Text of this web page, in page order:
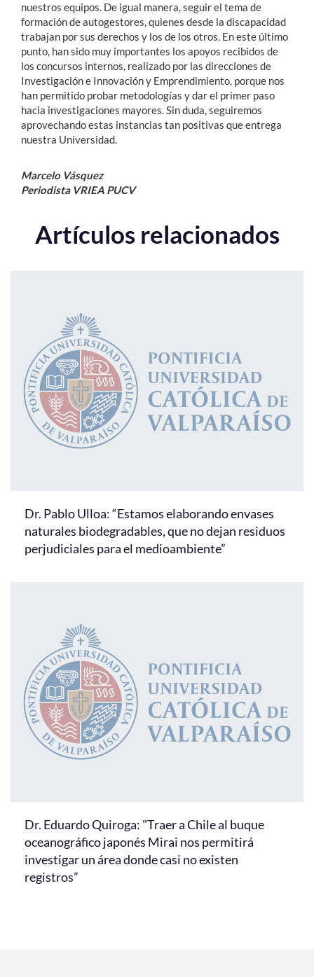
nuestros equipos. De igual manera, seguir el tema de
formación de autogestores, quienes desde la discapacidad
trabajan por sus derechos y los de los otros. En este último
punto, han sido muy importantes los apoyos recibidos de
los concursos internos, realizado por las direcciones de
Investigación e Innovación y Emprendimiento, porque nos
han permitido probar metodologías y dar el primer paso
hacia investigaciones mayores. Sin duda, seguiremos
aprovechando estas instancias tan positivas que entrega
nuestra Universidad.
Marcelo Vásquez
Periodista VRIEA PUCV
Artículos relacionados
Dr. Pablo Ulloa: “Estamos elaborando envases
naturales biodegradables, que no dejan residuos
perjudiciales para el medioambiente”
Dr. Eduardo Quiroga: "Traer a Chile al buque
oceanográfico japonés Mirai nos permitirá
investigar un área donde casi no existen
registros”